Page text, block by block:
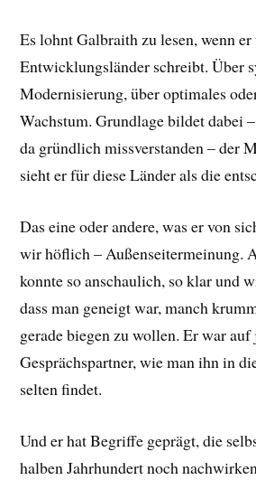
Es lohnt Galbraith zu lesen, wenn er
Entwicklungsländer schreibt. Über
Modernisierung, über optimales
Wachstum. Grundlage bildet dabei
da gründlich missverstanden – der
sieht er für diese Länder als die
Das eine oder andere, was er von
wir höflich – Außenseitermeinung.
konnte so anschaulich, so klar und
dass man geneigt war, manch
gerade biegen zu wollen. Er war
Gesprächspartner, wie man ihn in
selten findet.
Und er hat Begriffe geprägt, die
halben Jahrhundert noch